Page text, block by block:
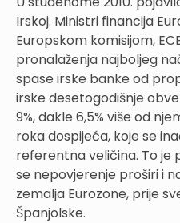
Irskoj. Ministri financija
Europskom komisijom,
pronalaženja najboljeg
spase irske banke od
irske desetogodišnje
9%, dakle 6,5% više od
roka dospijeća, koje se
referentna veličina. To je
se nepovjerenje proširi i
zemalja Eurozone, prije
Španjolske.